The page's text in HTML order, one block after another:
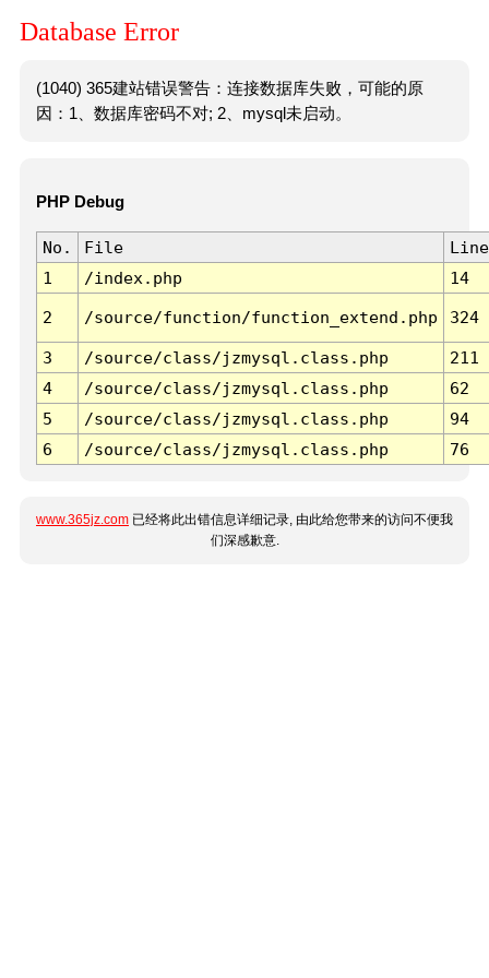
Database Error
(1040) 365建站错误警告：连接数据库失败，可能的原
因：1、数据库密码不对; 2、mysql未启动。
PHP Debug
No. File
Line
1
/index.php 14
2 /source/function/function_extend.php 324
3 /source/class/jzmysql.class.php
211
4
/source/class/jzmysql.class.php
62
5
/source/class/jzmysql.class.php
94
6
/source/class/jzmysql.class.php 76
www.365jz.com 已经将此出错信息详细记录, 由此给您带来的访问不便我
们深感歉意.